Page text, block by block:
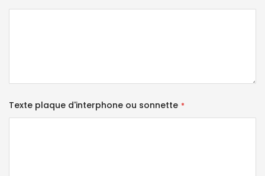
Texte plaque d'interphone ou sonnette